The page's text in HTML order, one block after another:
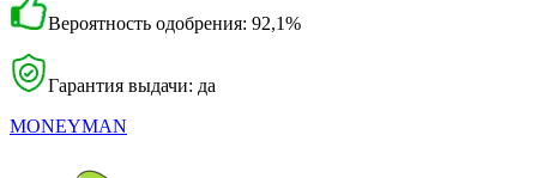
Вероятность одобрения: 92,1%
Гарантия выдачи: да
MONEYMAN